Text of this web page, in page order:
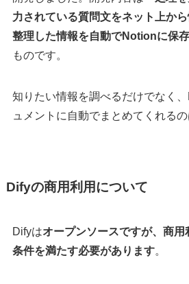
力されている質問文をネット上か
整理した情報を自動でNotionに保存
ものです。
知りたい情報を調べるだけでなく
ュメントに自動でまとめてくれるの
Difyの商用利用について
Difyはオープンソースですが、商
条件を満たす必要があります。